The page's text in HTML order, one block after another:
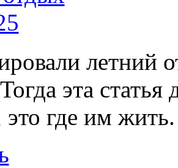
летний
эта
где им